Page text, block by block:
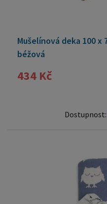
Mušelínová deka 100 x
béžová
434 Kč
Dostupnost: